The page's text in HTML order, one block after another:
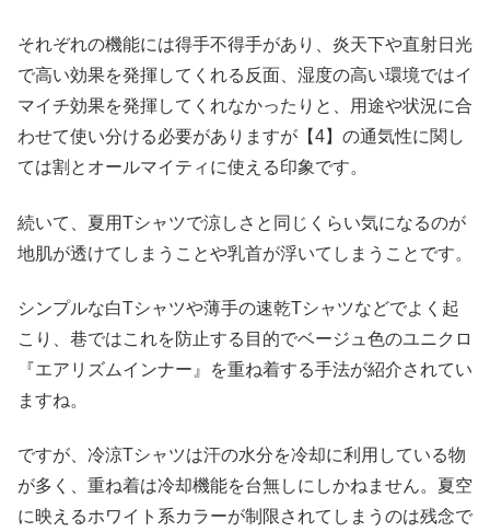
それぞれの機能には得手不得手があり、炎天下や直射日光
で高い効果を発揮してくれる反面、湿度の高い環境ではイ
マイチ効果を発揮してくれなかったりと、用途や状況に合
わせて使い分ける必要がありますが【4】の通気性に関し
ては割とオールマイティに使える印象です。
続いて、夏用Tシャツで涼しさと同じくらい気になるのが
地肌が透けてしまうことや乳首が浮いてしまうことです。
シンプルな白Tシャツや薄手の速乾Tシャツなどでよく起
こり、巷ではこれを防止する目的でベージュ色のユニクロ
『エアリズムインナー』を重ね着する手法が紹介されてい
ますね。
ですが、冷涼Tシャツは汗の水分を冷却に利用している物
が多く、重ね着は冷却機能を台無しにしかねません。夏空
に映えるホワイト系カラーが制限されてしまうのは残念で